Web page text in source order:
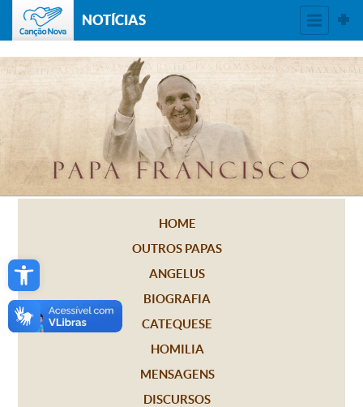
Open toolbar
NOTÍCIAS
HOME
OUTROS PAPAS
ANGELUS
BIOGRAFIA
CATEQUESE
HOMILIA
MENSAGENS
DISCURSOS